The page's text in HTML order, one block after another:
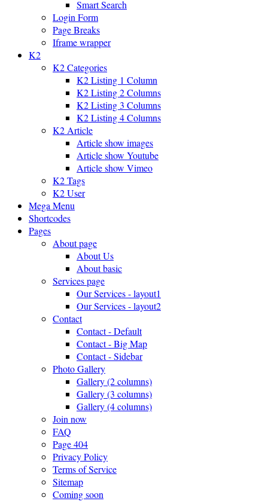
Smart Search
Login Form
Page Breaks
Iframe wrapper
K2
K2 Categories
K2 Listing 1 Column
K2 Listing 2 Columns
K2 Listing 3 Columns
K2 Listing 4 Columns
K2 Article
Article show images
Article show Youtube
Article show Vimeo
K2 Tags
K2 User
Mega Menu
Shortcodes
Pages
About page
About Us
About basic
Services page
Our Services - layout1
Our Services - layout2
Contact
Contact - Default
Contact - Big Map
Contact - Sidebar
Photo Gallery
Gallery (2 columns)
Gallery (3 columns)
Gallery (4 columns)
Join now
FAQ
Page 404
Privacy Policy
Terms of Service
Sitemap
Coming soon